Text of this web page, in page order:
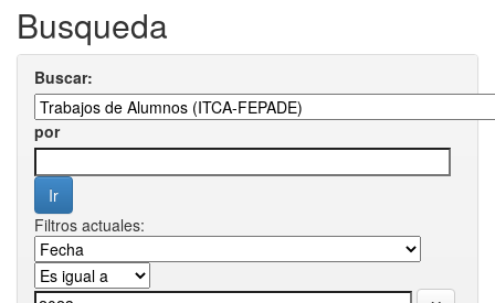
Busqueda
Buscar:
por
Filtros actuales: